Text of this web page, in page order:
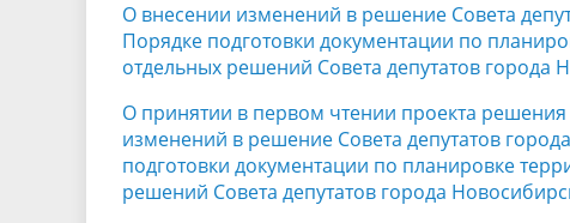
О внесении изменений в решение Совета
Порядке подготовки документации по
отдельных решений Совета депутатов города
О принятии в первом чтении проекта
изменений в решение Совета депутатов
подготовки документации по планировке
решений Совета депутатов города